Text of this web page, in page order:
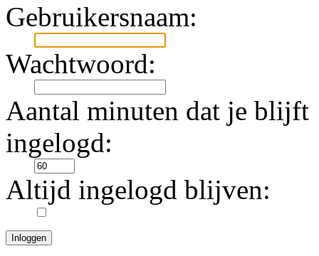
Gebruikersnaam:
Wachtwoord:
Aantal minuten dat je blijft
ingelogd:
Altijd ingelogd blijven: